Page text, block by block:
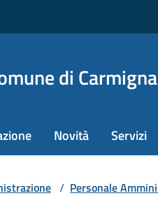
di
Novità Servizi
/ Personale